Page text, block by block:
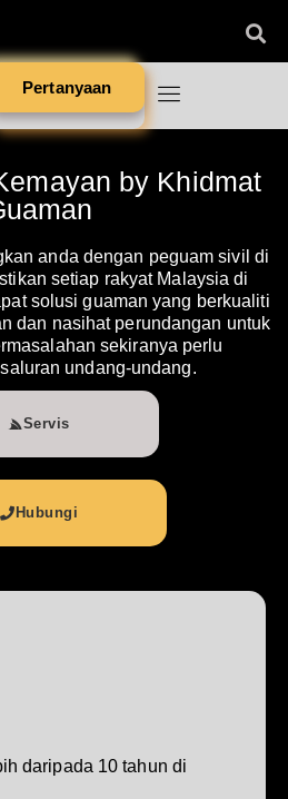
Pertanyaan
by Khidmat
anda dengan peguam sivil di
setiap rakyat Malaysia di
solusi guaman yang berkualiti
dan nasihat perundangan untuk
sekiranya perlu
undang-undang.
Servis
Hubungi
daripada 10 tahun di